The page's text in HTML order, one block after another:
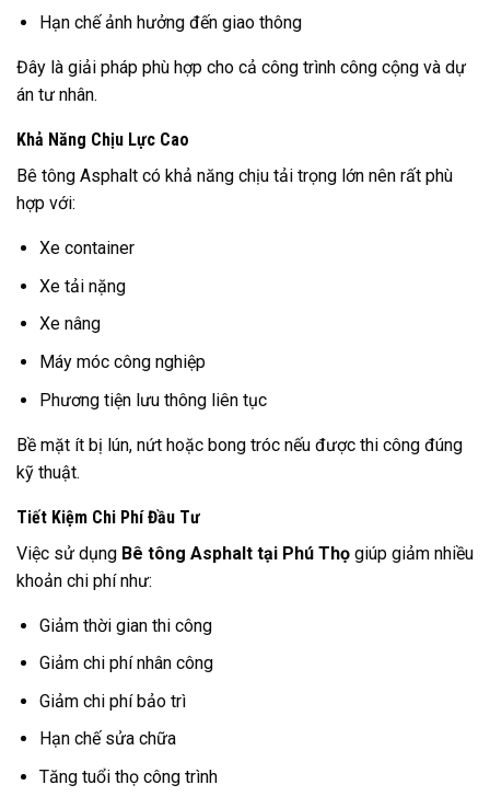
Hạn chế ảnh hưởng đến giao thông
Đây là giải pháp phù hợp cho cả công trình công cộng và dự
án tư nhân.
Khả Năng Chịu Lực Cao
Bê tông Asphalt có khả năng chịu tải trọng lớn nên rất phù
hợp với:
Xe container
Xe tải nặng
Xe nâng
Máy móc công nghiệp
Phương tiện lưu thông liên tục
Bề mặt ít bị lún, nứt hoặc bong tróc nếu được thi công đúng
kỹ thuật.
Tiết Kiệm Chi Phí Đầu Tư
Việc sử dụng Bê tông Asphalt tại Phú Thọ giúp giảm nhiều
khoản chi phí như:
Giảm thời gian thi công
Giảm chi phí nhân công
Giảm chi phí bảo trì
Hạn chế sửa chữa
Tăng tuổi thọ công trình